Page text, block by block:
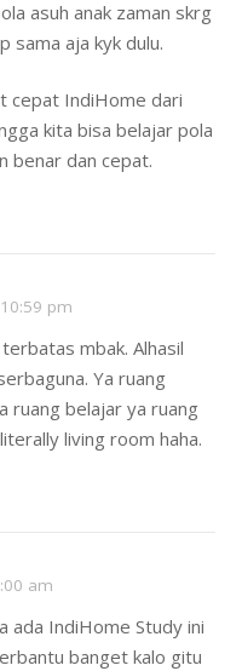
asuh anak zaman skrg
sama aja kyk dulu.
cepat IndiHome dari
kita bisa belajar pola
benar dan cepat.
pm
mbak. Alhasil
Ya ruang
ruang belajar ya ruang
living room haha.
am
ada IndiHome Study ini
banget kalo gitu